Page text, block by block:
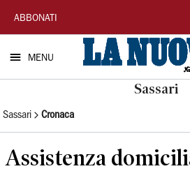
La
Nuova
Sardegna
ABBONATI
MENU
Sassari
Sassari Cronaca
Assistenza